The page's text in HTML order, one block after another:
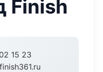
Finish
15 23